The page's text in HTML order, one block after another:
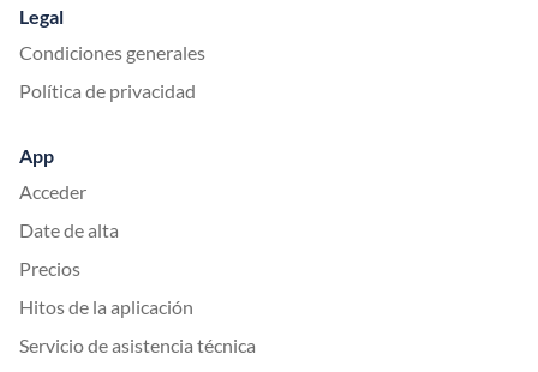
Legal
Condiciones generales
Política de privacidad
App
Acceder
Date de alta
Precios
Hitos de la aplicación
Servicio de asistencia técnica